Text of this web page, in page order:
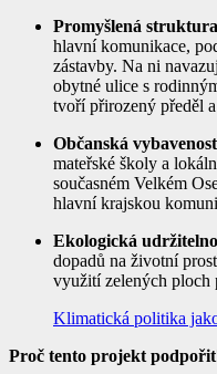
Promyšlená
hlavní komunikace,
zástavby. Na ni
obytné ulice s
tvoří přirozený předěl
Občanská
mateřské školy a
současném Velkém
hlavní krajskou
Ekologická
dopadů na životní
využití zelených ploch
Klimatická politika
Proč tento projekt